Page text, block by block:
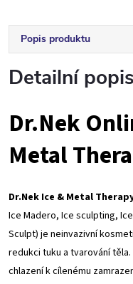
Popis produktu
Detailní
Dr.Nek
Metal
Dr.Nek Ice & Metal
Ice Madero, Ice sculpting,
Sculpt) je neinvazivní
redukci tuku a tvarování
chlazení k cílenému